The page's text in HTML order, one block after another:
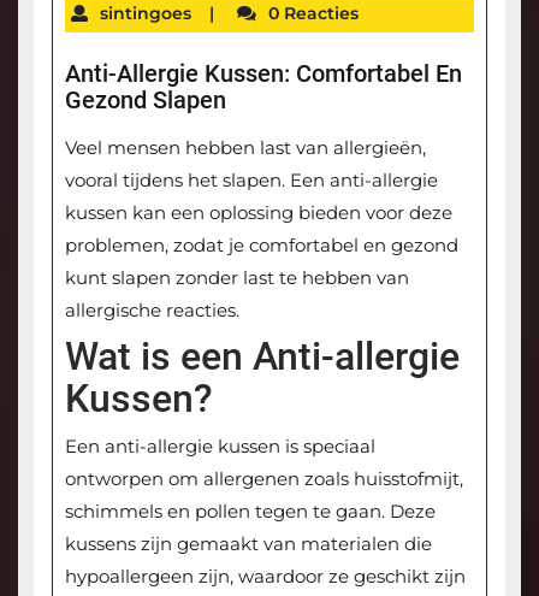
sintingoes | 0 Reacties
Anti-Allergie Kussen: Comfortabel En
Gezond Slapen
Veel mensen hebben last van allergieën,
vooral tijdens het slapen. Een anti-allergie
kussen kan een oplossing bieden voor deze
problemen, zodat je comfortabel en gezond
kunt slapen zonder last te hebben van
allergische reacties.
Wat is een Anti-allergie
Kussen?
Een anti-allergie kussen is speciaal
ontworpen om allergenen zoals huisstofmijt,
schimmels en pollen tegen te gaan. Deze
kussens zijn gemaakt van materialen die
hypoallergeen zijn, waardoor ze geschikt zijn